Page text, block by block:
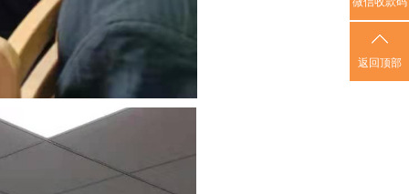
返回顶部